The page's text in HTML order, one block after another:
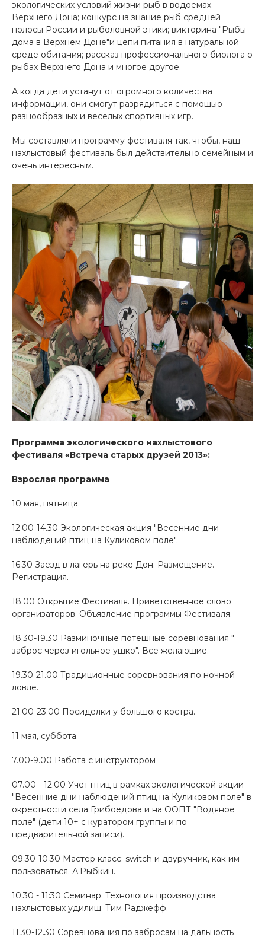
экологических условий жизни рыб в водоемах
Верхнего Дона; конкурс на знание рыб средней
полосы России и рыболовной этики; викторина "Рыбы
дома в Верхнем Доне"и цепи питания в натуральной
среде обитания; рассказ профессионального биолога о
рыбах Верхнего Дона и многое другое.
А когда дети устанут от огромного количества
информации, они смогут разрядиться с помощью
разнообразных и веселых спортивных игр.
Мы составляли программу фестиваля так, чтобы, наш
нахлыстовый фестиваль был действительно семейным и
очень интересным.
Программа экологического нахлыстового
фестиваля «Встреча старых друзей 2013»:
Взрослая программа
10 мая, пятница.
12.00-14.30 Экологическая акция "Весенние дни
наблюдений птиц на Куликовом поле".
16.30 Заезд в лагерь на реке Дон. Размещение.
Регистрация.
18.00 Открытие Фестиваля. Приветственное слово
организаторов. Объявление программы Фестиваля.
18.30-19.30 Разминочные потешные соревнования "
заброс через игольное ушко". Все желающие.
19.30-21.00 Традиционные соревнования по ночной
ловле.
21.00-23.00 Посиделки у большого костра.
11 мая, суббота.
7.00-9.00 Работа с инструктором
07.00 - 12.00 Учет птиц в рамках экологической акции
"Весенние дни наблюдений птиц на Куликовом поле" в
окрестности села Грибоедова и на ООПТ "Водяное
поле" (дети 10+ с куратором группы и по
предварительной записи).
09.30-10.30 Мастер класс: switch и двуручник, как им
пользоваться. А.Рыбкин.
10:30 - 11:30 Семинар. Технология производства
нахлыстовых удилищ. Тим Раджефф.
11.30-12.30 Соревнования по забросам на дальность